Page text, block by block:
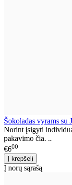
Šokoladas vyrams su
Norint įsigyti
pakavimo čia. ..
€600
Į norų sąrašą